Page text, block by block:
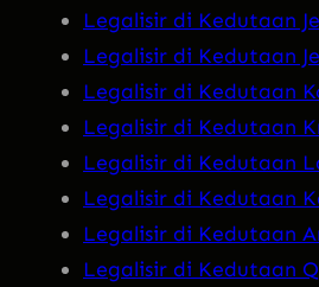
Legalisir di Kedutaan
Legalisir di Kedutaan
Legalisir di Kedutaan
Legalisir di Kedutaan
Legalisir di Kedutaan
Legalisir di Kedutaan
Legalisir di Kedutaan
Legalisir di Kedutaan